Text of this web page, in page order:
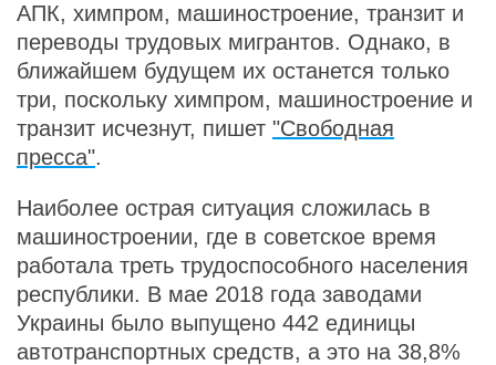
АПК, химпром, машиностроение, транзит и
переводы трудовых мигрантов. Однако, в
ближайшем будущем их останется только
три, поскольку химпром, машиностроение и
транзит исчезнут, пишет "Свободная
пресса".
Наиболее острая ситуация сложилась в
машиностроении, где в советское время
работала треть трудоспособного населения
республики. В мае 2018 года заводами
Украины было выпущено 442 единицы
автотранспортных средств, а это на 38,8%